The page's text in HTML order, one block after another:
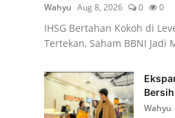
Wahyu Aug 8, 2026 0 0
IHSG Bertahan Kokoh di
Tertekan, Saham BBNI Jadi
Bersih
Wahyu